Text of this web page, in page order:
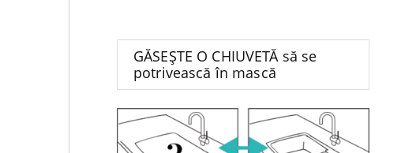
GĂSEȘTE O CHIUVETĂ să se
potrivească în mască